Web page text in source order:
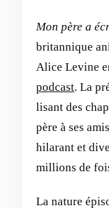
Mon père a
britannique
Alice Levine
podcast. La
lisant des
père à ses
hilarant et
millions de
La nature